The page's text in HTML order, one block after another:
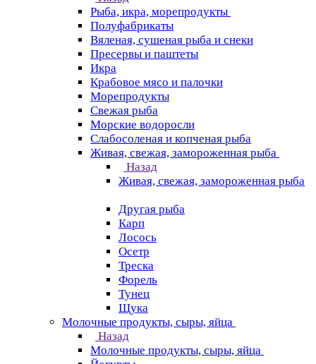
Рыба, икра, морепродукты
Полуфабрикаты
Вяленая, сушеная рыба и снеки
Пресервы и паштеты
Икра
Крабовое мясо и палочки
Морепродукты
Свежая рыба
Морские водоросли
Слабосоленая и копченая рыба
Живая, свежая, замороженная рыба
Назад
Живая, свежая, замороженная рыба
Другая рыба
Карп
Лосось
Осетр
Треска
Форель
Тунец
Щука
Молочные продукты, сыры, яйца
Назад
Молочные продукты, сыры, яйца